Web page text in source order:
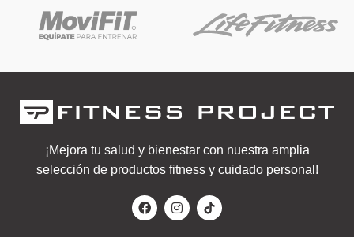
¡Mejora tu salud y bienestar con nuestra amplia
selección de productos fitness y cuidado personal!